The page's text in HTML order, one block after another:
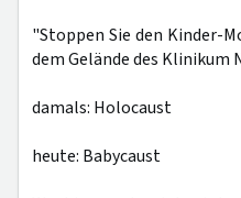
"Stoppen Sie den Kinder-
dem Gelände des Klinikum
damals: Holocaust
heute: Babycaust